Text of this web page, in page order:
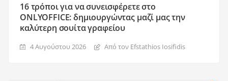
16 τρόποι για να συνεισφέρετε στο
ONLYOFFICE: δημιουργώντας μαζί μας την
καλύτερη σουίτα γραφείου
4 Αυγούστου 2026 Από τον Efstathios Iosifidis